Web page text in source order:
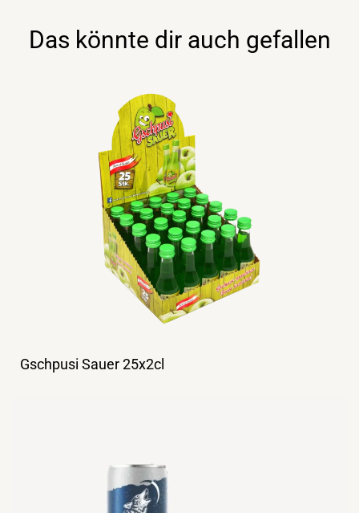
Das könnte dir auch gefallen
Gschpusi Sauer 25x2cl